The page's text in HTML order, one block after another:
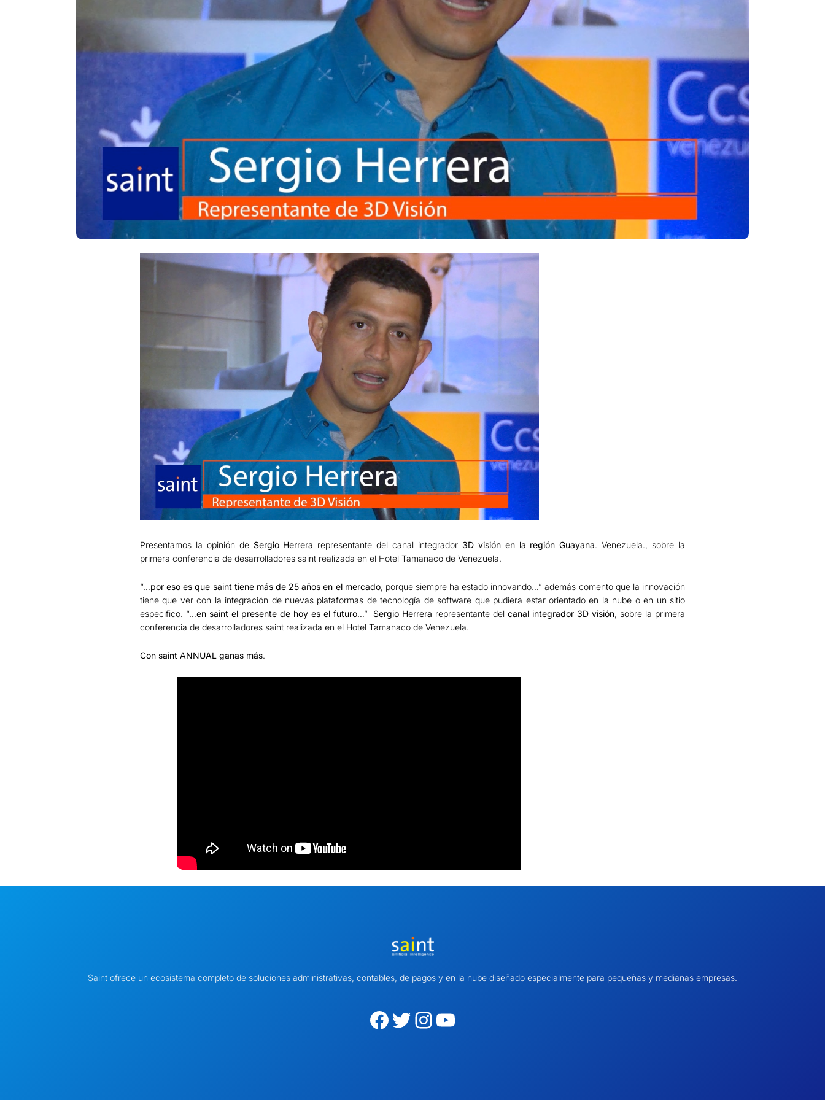
Presentamos la opinión de Sergio Herrera representante del canal integrador 3D visión en la región Guayana. Venezuela., sobre la
primera conferencia de desarrolladores saint realizada en el Hotel Tamanaco de Venezuela.
“…por eso es que saint tiene más de 25 años en el mercado, porque siempre ha estado innovando…” además comento que la innovación
tiene que ver con la integración de nuevas plataformas de tecnología de software que pudiera estar orientado en la nube o en un sitio
especifico. “…en saint el presente de hoy es el futuro…” Sergio Herrera representante delcanal integrador 3D visión, sobre la primera
conferencia de desarrolladores saint realizada en el Hotel Tamanaco de Venezuela.
Con saint ANNUAL ganas más.
Saint ofrece un ecosistema completo de soluciones administrativas, contables, de pagos y en la nube diseñado especialmente para pequeñas y medianas empresas.
Facebook Twitter Instagram YouTube